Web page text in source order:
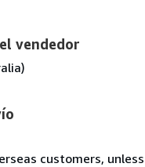
vendedor
customers,